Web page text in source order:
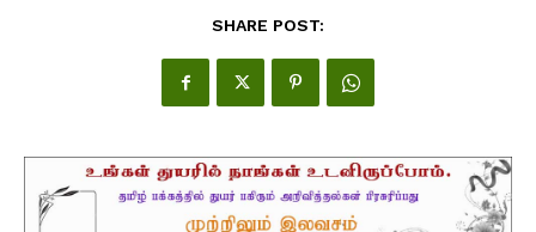
SHARE POST: